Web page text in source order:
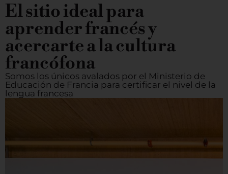
El sitio ideal para
aprender francés y
acercarte a la cultura
francófona
Somos los únicos avalados por el Ministerio de
Educación de Francia para certificar el nivel de la
lengua francesa